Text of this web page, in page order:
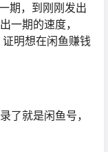
期，到刚刚发出
一期的速度，
明想在闲鱼赚钱
了就是闲鱼号，